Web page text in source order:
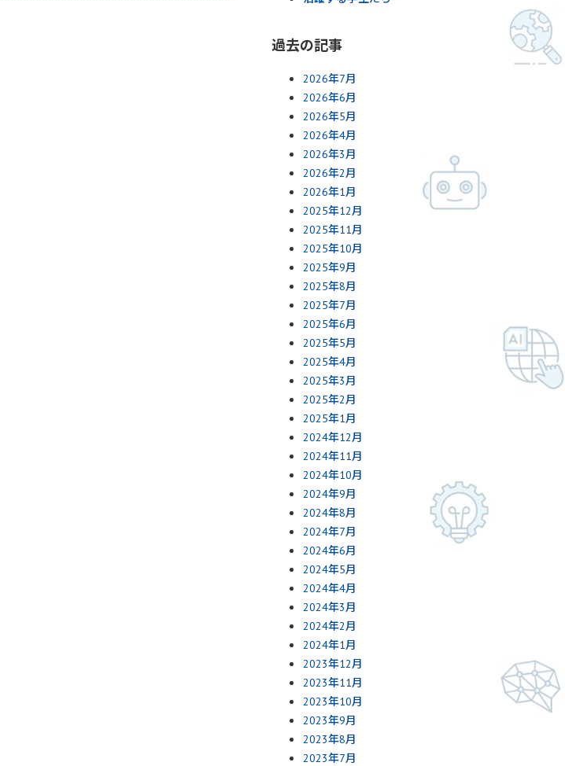
過去の記事
2026年7月
2026年6月
2026年5月
2026年4月
2026年3月
2026年2月
2026年1月
2025年12月
2025年11月
2025年10月
2025年9月
2025年8月
2025年7月
2025年6月
2025年5月
2025年4月
2025年3月
2025年2月
2025年1月
2024年12月
2024年11月
2024年10月
2024年9月
2024年8月
2024年7月
2024年6月
2024年5月
2024年4月
2024年3月
2024年2月
2024年1月
2023年12月
2023年11月
2023年10月
2023年9月
2023年8月
2023年7月